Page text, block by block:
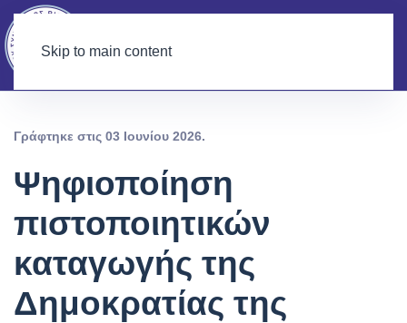
Skip to main content
Γράφτηκε στις 03 Ιουνίου 2026.
Ψηφιοποίηση
πιστοποιητικών
καταγωγής της
Δημοκρατίας της